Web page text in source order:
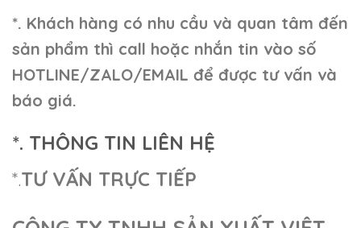
*. Khách hàng có nhu cầu và quan tâm đến
sản phẩm thì call hoặc nhắn tin vào số
HOTLINE/ZALO/EMAIL để được tư vấn và
báo giá.
*. THÔNG TIN LIÊN HỆ
*.TƯ VẤN TRỰC TIẾP